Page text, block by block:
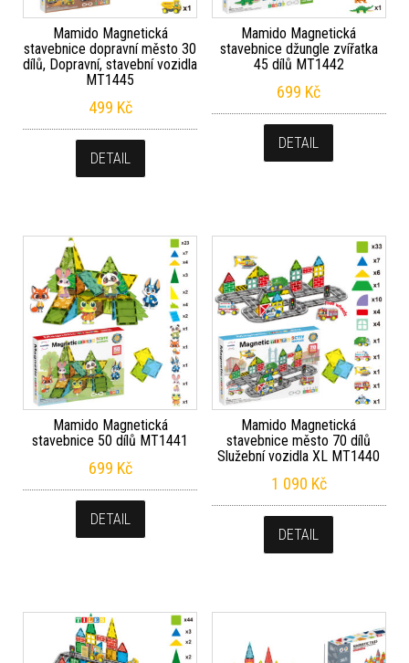
Mamido Magnetická
stavebnice dopravní město 30
dílů, Dopravní, stavební vozidla
MT1445
499 Kč
DETAIL
Mamido Magnetická
stavebnice džungle zvířatka
45 dílů MT1442
699 Kč
DETAIL
Mamido Magnetická
stavebnice 50 dílů MT1441
699 Kč
DETAIL
Mamido Magnetická
stavebnice město 70 dílů
Služební vozidla XL MT1440
1 090 Kč
DETAIL